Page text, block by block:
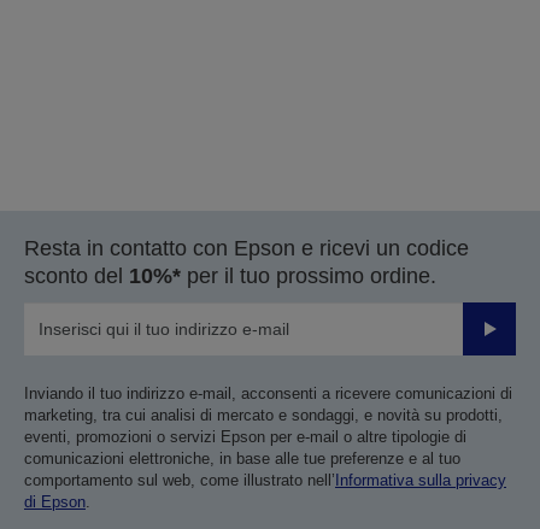
Resta in contatto con Epson e ricevi un codice
sconto del 10%* per il tuo prossimo ordine.
Invia
Inviando il tuo indirizzo e-mail, acconsenti a ricevere comunicazioni di
marketing, tra cui analisi di mercato e sondaggi, e novità su prodotti,
eventi, promozioni o servizi Epson per e-mail o altre tipologie di
comunicazioni elettroniche, in base alle tue preferenze e al tuo
comportamento sul web, come illustrato nell’ Informativa sulla privacy
di Epson.